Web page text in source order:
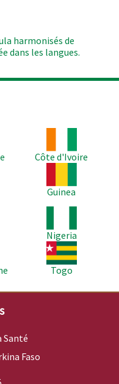
harmonisés de
dans les langues.
Côte d'Ivoire
Guinea
Nigeria
Image
Togo
Santé
Faso